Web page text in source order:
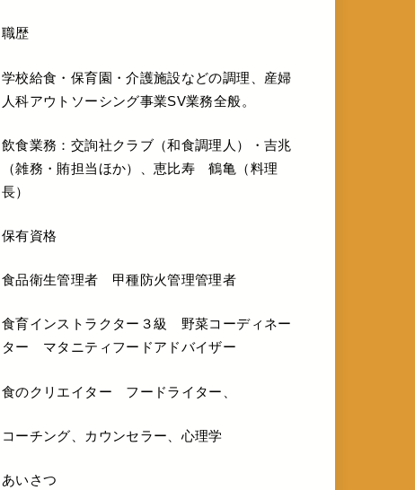
職歴
学校給食・保育園・介護施設などの調理、産婦
人科アウトソーシング事業SV業務全般。
飲食業務：交詢社クラブ（和食調理人）・吉兆
（雑務・賄担当ほか）、恵比寿 鶴亀（料理
長）
保有資格
食品衛生管理者 甲種防火管理管理者
食育インストラクター３級 野菜コーディネー
ター マタニティフードアドバイザー
食のクリエイター フードライター、
コーチング、カウンセラー、心理学
あいさつ